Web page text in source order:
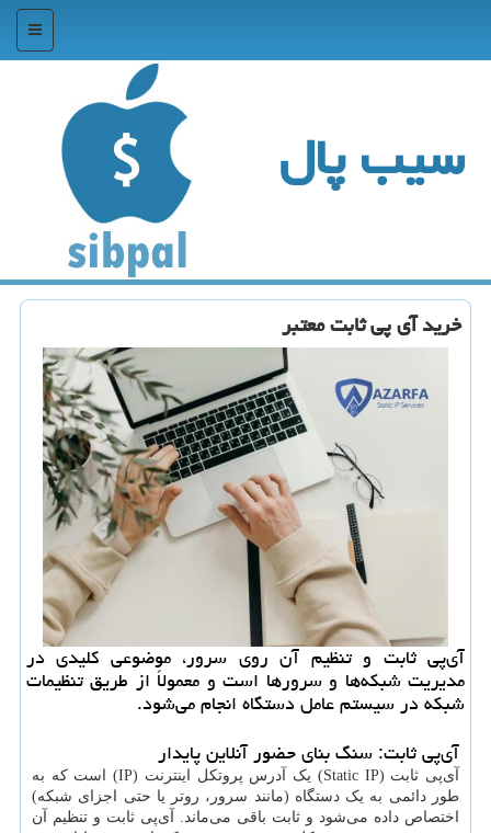
منو
سیب پال
خرید آی پی ثابت معتبر
آی‌پی ثابت و تنظیم آن روی سرور، موضوعی کلیدی در
مدیریت شبکه‌ها و سرورها است و معمولاً از طریق تنظیمات
شبکه در سیستم عامل دستگاه انجام می‌شود.
آی‌پی ثابت: سنگ بنای حضور آنلاین پایدار
آی‌پی ثابت (Static IP) یک آدرس پروتکل اینترنت (IP) است که به
طور دائمی به یک دستگاه (مانند سرور، روتر یا حتی اجزای شبکه)
اختصاص داده می‌شود و ثابت باقی می‌ماند. آی‌پی ثابت و تنظیم آن